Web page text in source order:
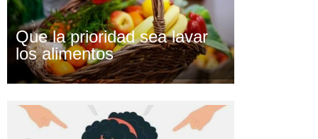
Que la prioridad sea lavar
los alimentos